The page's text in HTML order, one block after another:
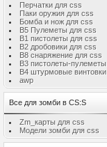
Перчатки для css
Паки оружия для css
Бомба и нож для css
B5 Пулеметы для css
B1 пистолеты для css
B2 дробовики для css
B8 снаряжение для css
B3 пистолеты-пулеметы
B4 штурмовые винтовки
awp
Все для зомби в CS:S
Zm_карты для css
Модели зомби для css